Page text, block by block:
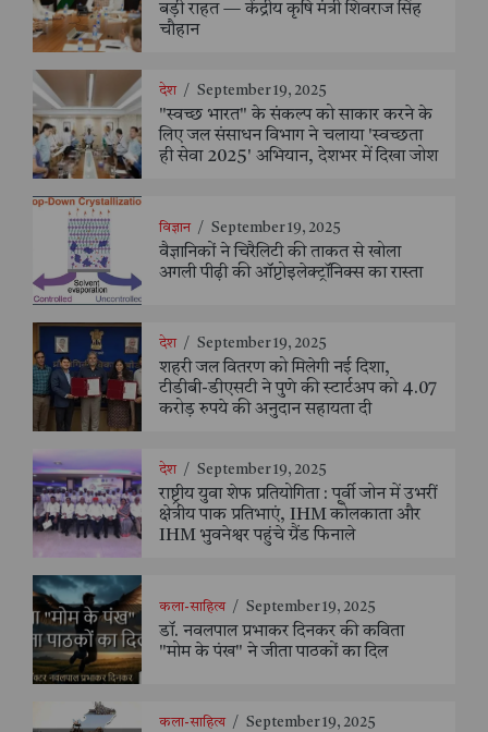
बड़ी राहत — केंद्रीय कृषि मंत्री शिवराज सिंह
चौहान
देश / September 19, 2025
"स्वच्छ भारत" के संकल्प को साकार करने के
लिए जल संसाधन विभाग ने चलाया 'स्वच्छता
ही सेवा 2025' अभियान, देशभर में दिखा जोश
विज्ञान / September 19, 2025
वैज्ञानिकों ने चिरैलिटी की ताकत से खोला
अगली पीढ़ी की ऑप्टोइलेक्ट्रॉनिक्स का रास्ता
देश / September 19, 2025
शहरी जल वितरण को मिलेगी नई दिशा,
टीडीबी-डीएसटी ने पुणे की स्टार्टअप को 4.07
करोड़ रुपये की अनुदान सहायता दी
देश / September 19, 2025
राष्ट्रीय युवा शेफ प्रतियोगिता : पूर्वी जोन में उभरीं
क्षेत्रीय पाक प्रतिभाएं, IHM कोलकाता और
IHM भुवनेश्वर पहुंचे ग्रैंड फिनाले
कला-साहित्य / September 19, 2025
डॉ. नवलपाल प्रभाकर दिनकर की कविता
"मोम के पंख" ने जीता पाठकों का दिल
कला-साहित्य / September 19, 2025